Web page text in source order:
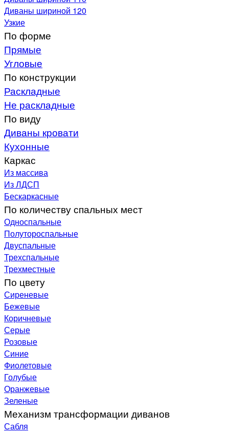
Диваны шириной 120
Узкие
По форме
Прямые
Угловые
По конструкции
Раскладные
Не раскладные
По виду
Диваны кровати
Кухонные
Каркас
Из массива
Из ЛДСП
Бескаркасные
По количеству спальных мест
Односпальные
Полутороспальные
Двуспальные
Трехспальные
Трехместные
По цвету
Сиреневые
Бежевые
Коричневые
Серые
Розовые
Синие
Фиолетовые
Голубые
Оранжевые
Зеленые
Механизм трансформации диванов
Сабля